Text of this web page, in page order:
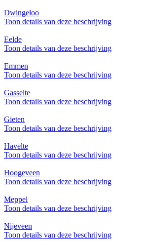
Dwingeloo
Toon details van deze beschrijving
Eelde
Toon details van deze beschrijving
Emmen
Toon details van deze beschrijving
Gasselte
Toon details van deze beschrijving
Gieten
Toon details van deze beschrijving
Havelte
Toon details van deze beschrijving
Hoogeveen
Toon details van deze beschrijving
Meppel
Toon details van deze beschrijving
Nijeveen
Toon details van deze beschrijving